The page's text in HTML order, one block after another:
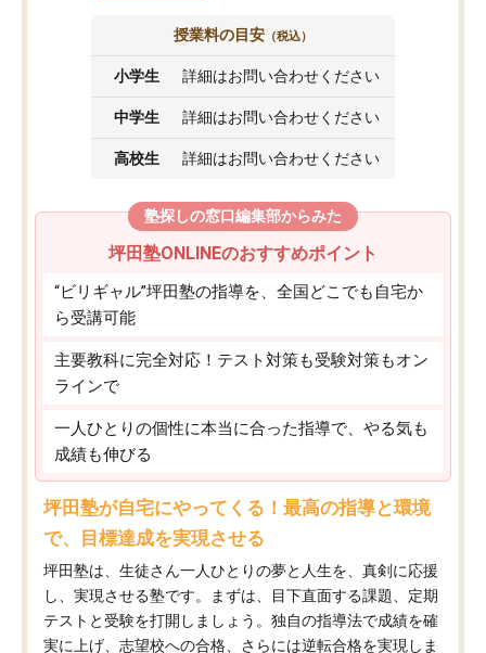
授業料の目安 （税込）
小学生 詳細はお問い合わせください
中学生 詳細はお問い合わせください
高校生 詳細はお問い合わせください
塾探しの窓口編集部からみた
坪田塾ONLINEのおすすめポイント
“ビリギャル”坪田塾の指導を、全国どこでも自宅か
ら受講可能
主要教科に完全対応！テスト対策も受験対策もオン
ラインで
一人ひとりの個性に本当に合った指導で、やる気も
成績も伸びる
坪田塾が自宅にやってくる！最高の指導と環境
で、目標達成を実現させる
坪田塾は、生徒さん一人ひとりの夢と人生を、真剣に応援
し、実現させる塾です。まずは、目下直面する課題、定期
テストと受験を打開しましょう。独自の指導法で成績を確
実に上げ、志望校への合格、さらには逆転合格を実現しま